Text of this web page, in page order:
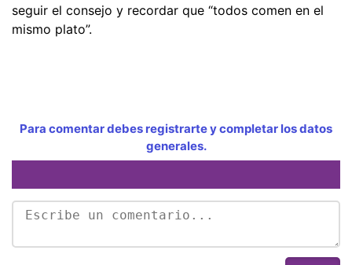
seguir el consejo y recordar que “todos comen en el
mismo plato”.
Para comentar debes registrarte y completar los datos
generales.